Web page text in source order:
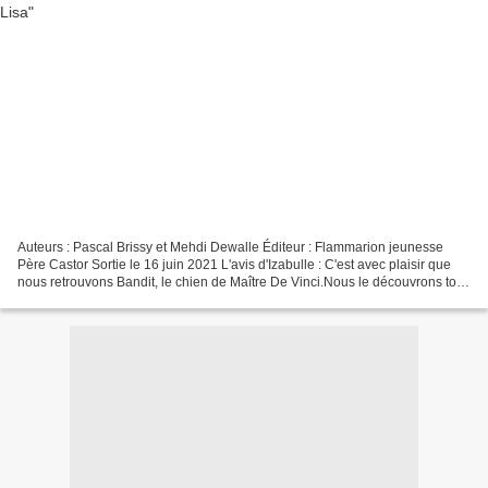
Auteurs : Pascal Brissy et Mehdi Dewalle Éditeur : Flammarion jeunesse
Père Castor Sortie le 16 juin 2021 L'avis d'Izabulle : C'est avec plaisir que
nous retrouvons Bandit, le chien de Maître De Vinci.Nous le découvrons tout